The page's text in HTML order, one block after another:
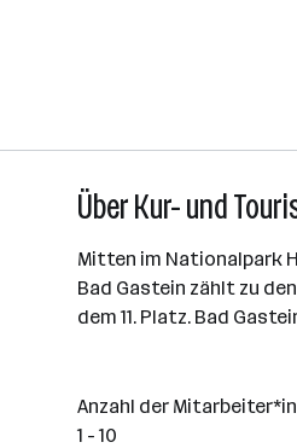
Über Kur- und
Mitten im Nationalpark
Bad Gastein zählt zu
dem 11. Platz. Bad
Anzahl der
1 - 10